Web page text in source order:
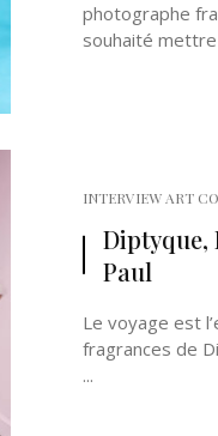
photographe
souhaité mettre
INTERVIEW ART
Diptyque,
Paul
Le voyage est
fragrances de
...